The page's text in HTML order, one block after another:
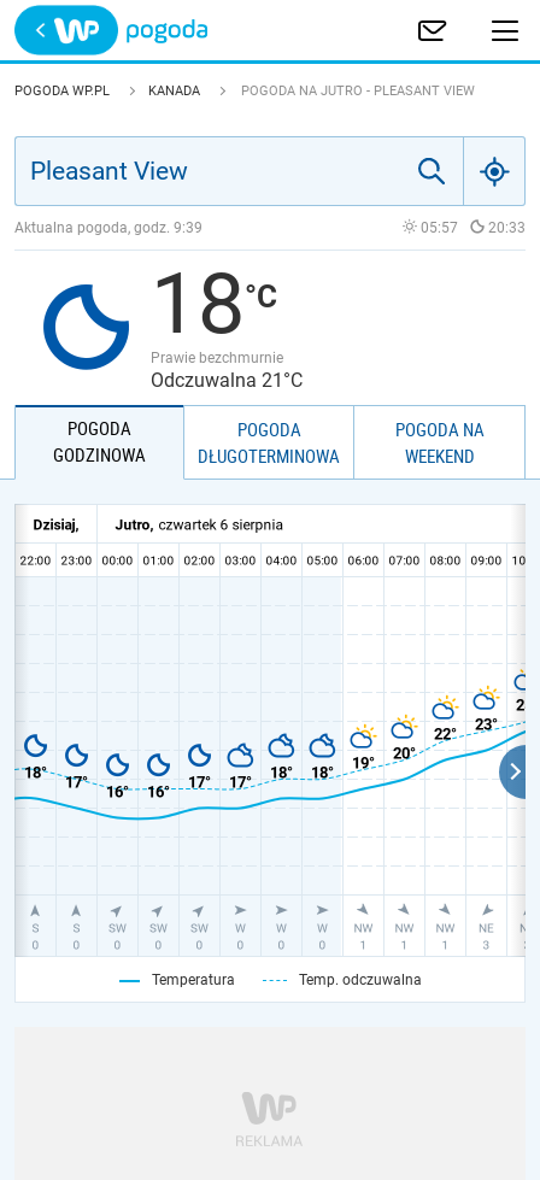
Trwa ładowanie
POLSKA
JAKOŚĆ POWIETRZA
POGODA WP.PL KANADA POGODA NA JUTRO - PLEASANT VIEW
Aktualna pogoda, godz. 9:39 05:57 20:33
18
Prawie bezchmurnie
Odczuwalna 21°C
POGODA
GODZINOWA
POGODA
DŁUGOTERMINOWA
POGODA NA
WEEKEND
Temperatura Temp. odczuwalna